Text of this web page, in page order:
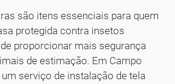
são itens essenciais para quem
protegida contra insetos
proporcionar mais segurança
de estimação. Em Campo
serviço de instalação de tela